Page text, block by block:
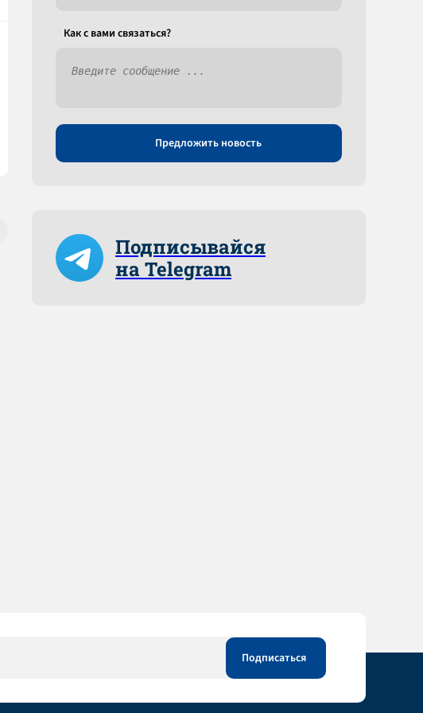
Как c вами связаться?
Предложить новость
Подписывайся
на Telegram